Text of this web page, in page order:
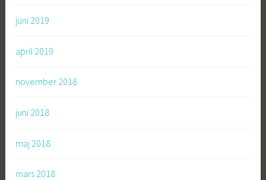
juni 2019
april 2019
november 2018
juni 2018
maj 2018
mars 2018